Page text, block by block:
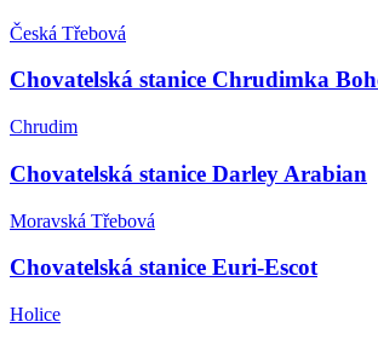
Česká Třebová
Chovatelská stanice Chrudimka
Chrudim
Chovatelská stanice Darley Arabian
Moravská Třebová
Chovatelská stanice Euri-Escot
Holice